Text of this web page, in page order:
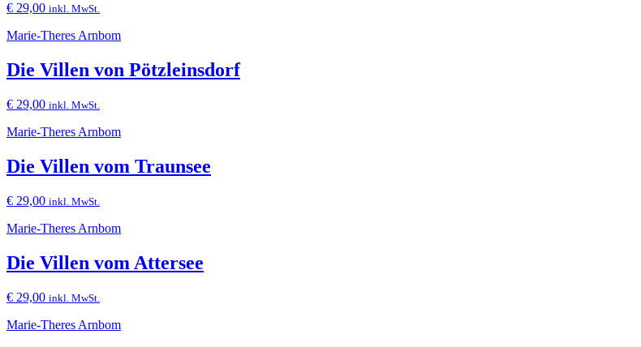
€ 29,00 inkl. MwSt.
Marie-Theres Arnbom
Die Villen von Pötzleinsdorf
€ 29,00 inkl. MwSt.
Marie-Theres Arnbom
Die Villen vom Traunsee
€ 29,00 inkl. MwSt.
Marie-Theres Arnbom
Die Villen vom Attersee
€ 29,00 inkl. MwSt.
Marie-Theres Arnbom